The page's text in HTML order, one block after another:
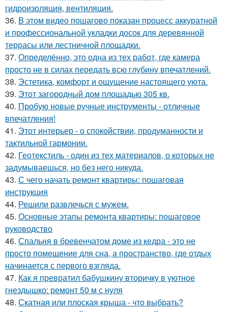
гидроизоляция, вентиляция.
36. В этом видео пошагово показан процесс аккуратной
и профессиональной укладки досок для деревянной
террасы или лестничной площадки.
37. Определённо, это одна из тех работ, где камера
просто не в силах передать всю глубину впечатлений.
38. Эстетика, комфорт и ощущение настоящего уюта.
39. Этот загородный дом площадью 305 кв.
40. Пробую новые ручные инструменты - отличные
впечатления!
41. Этот интерьер - о спокойствии, продуманности и
тактильной гармонии.
42. Геотекстиль - один из тех материалов, о которых не
задумываешься, но без него никуда.
43. С чего начать ремонт квартиры: пошаговая
инструкция
44. Решили развлечься с мужем.
45. Основные этапы ремонта квартиры: пошаговое
руководство
46. Спальня в бревенчатом доме из кедра - это не
просто помещение для сна, а пространство, где отдых
начинается с первого взгляда.
47. Как я превратил бабушкину вторичку в уютное
гнездышко: ремонт 50 м с нуля
48. Скатная или плоская крыша - что выбрать?